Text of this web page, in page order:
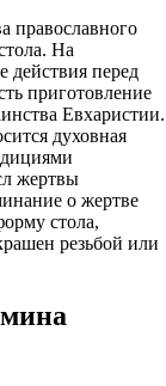
православного
На
действия перед
приготовление
Евхаристии.
духовная
жертвы
о жертве
стола,
резьбой или